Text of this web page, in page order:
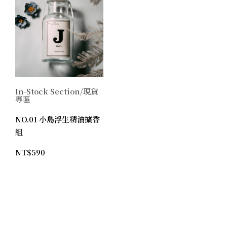
In-Stock Section/現貨
專區
NO.01 小島浮生精油擴香
組
NT$590